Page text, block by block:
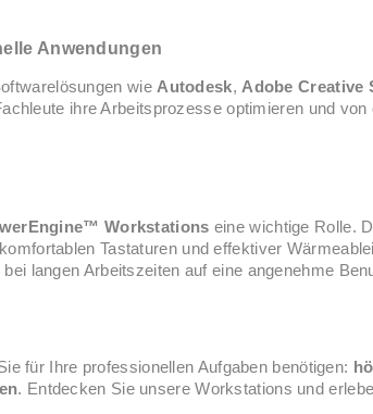
Anwendungen
wie Autodesk, Adobe Creative
ihre Arbeitsprozesse optimieren und
Workstations eine wichtige Rolle.
Tastaturen und effektiver
langen Arbeitszeiten auf eine angenehme
für Ihre professionellen Aufgaben benötigen:
. Entdecken Sie unsere Workstations und